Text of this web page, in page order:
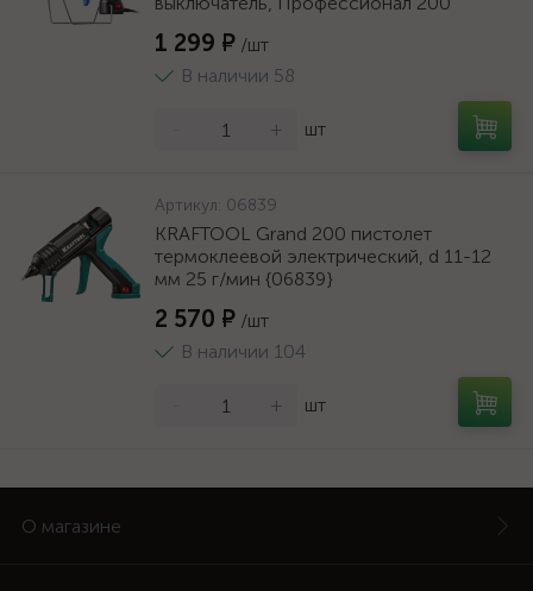
1 299 ₽ /шт
В наличии 58
+ шт
Артикул: 06839
KRAFTOOL Grand 200 пистолет
термоклеевой электрический, d 11-12
мм 25 г/мин {06839}
2 570 ₽ /шт
В наличии 104
+ шт
О магазине